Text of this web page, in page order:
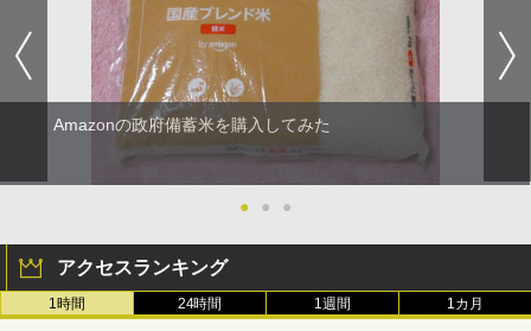
Amazonの政府備蓄米を購入してみた
● ● ●
アクセスランキング
1時間 24時間 1週間 1カ月